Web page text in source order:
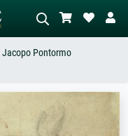
a cena – ex: prado verde,
com muito vermelho, pintura
escura, nu em pé ao lado de
Jacopo Pontormo